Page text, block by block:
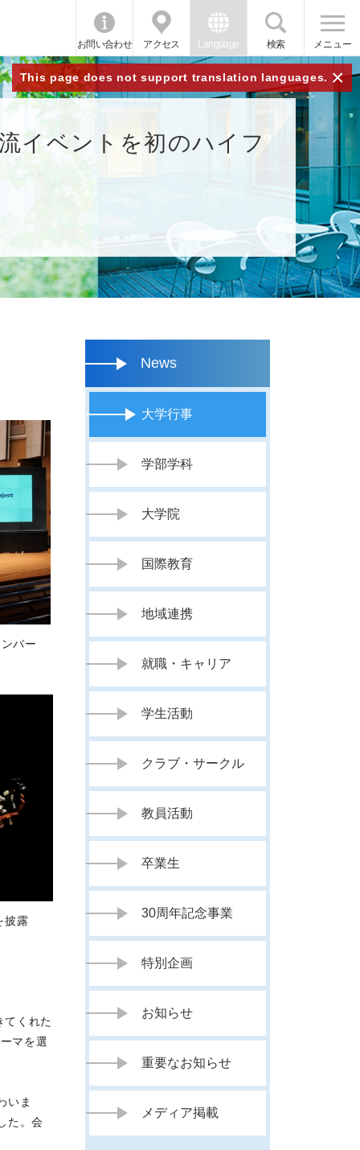
お問い合わせ アクセス Language 検索 メニュー
This page does not support translation languages. ×
イベントを初のハイフ
バー
披露
てくれた
マを選
いま
た。会
News
大学行事
学部学科
大学院
国際教育
地域連携
就職・キャリア
学生活動
クラブ・サークル
教員活動
卒業生
30周年記念事業
特別企画
お知らせ
重要なお知らせ
メディア掲載